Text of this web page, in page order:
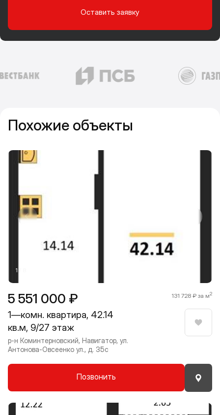
Оставить заявку
Похожие объекты
5 551 000 ₽ 131 728 ₽ за м2
1—комн. квартира, 42.14
кв.м, 9/27 этаж
р-н Коминтерновский, Навигатор, ул.
Антонова-Овсеенко ул., д. 35с
Позвонить
1 / 8
Прокрутить влево